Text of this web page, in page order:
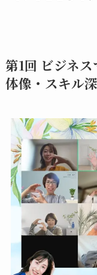
第1回 ビジネ
体像・スキル